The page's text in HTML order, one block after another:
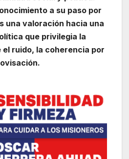
a su paso por
una valoración hacia una
que privilegia la
ruido, la coherencia por